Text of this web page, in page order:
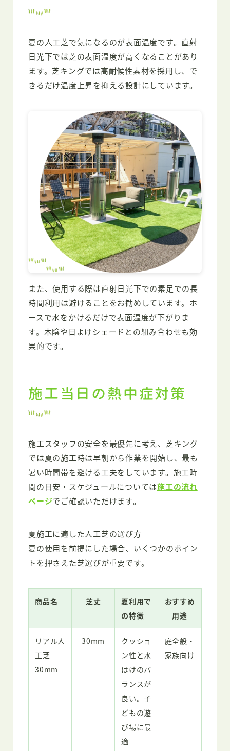
夏の人工芝で気になるのが表面温度です。直射
日光下では芝の表面温度が高くなることがあり
ます。芝キングでは高耐候性素材を採用し、で
きるだけ温度上昇を抑える設計にしています。
また、使用する際は直射日光下での素足での長
時間利用は避けることをお勧めしています。ホ
ースで水をかけるだけで表面温度が下がりま
す。木陰や日よけシェードとの組み合わせも効
果的です。
施工当日の熱中症対策
施工スタッフの安全を最優先に考え、芝キング
では夏の施工時は早朝から作業を開始し、最も
暑い時間帯を避ける工夫をしています。施工時
間の目安・スケジュールについては施工の流れ
ページでご確認いただけます。
夏施工に適した人工芝の選び方
夏の使用を前提にした場合、いくつかのポイン
トを押さえた芝選びが重要です。
商品名 芝丈
夏利用で
の特徴
おすすめ
用途
リアル人
工芝
30mm
30mm
クッショ
ン性と水
はけのバ
ランスが
良い。子
どもの遊
び場に最
適
庭全般・
家族向け